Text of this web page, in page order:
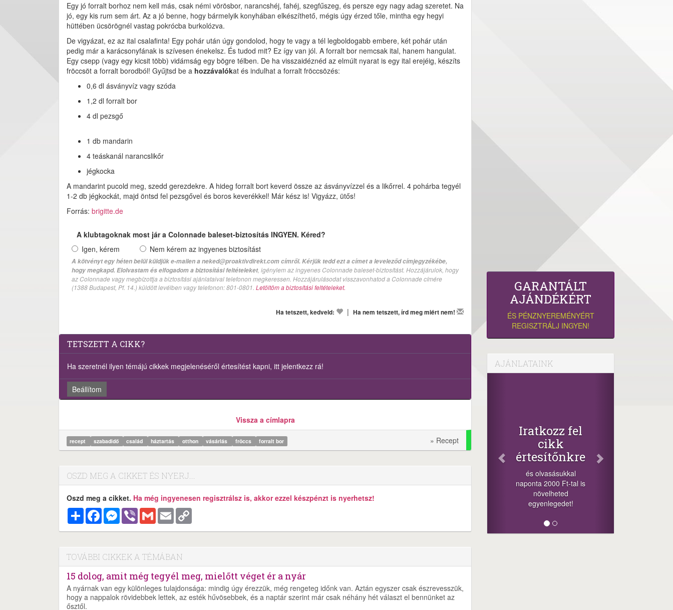
Egy jó forralt borhoz nem kell más, csak némi vörösbor, narancshéj, fahéj, szegfűszeg, és persze egy nagy adag szeretet. Na
jó, egy kis rum sem árt. Az a jó benne, hogy bármelyik konyhában elkészíthető, mégis úgy érzed tőle, mintha egy hegyi
hüttében ücsörögnél vastag pokrócba burkolózva.
De vigyázat, ez az ital csalafinta! Egy pohár után úgy gondolod, hogy te vagy a tél legboldogabb embere, két pohár után
pedig már a karácsonyfának is szívesen énekelsz. És tudod mit? Ez így van jól. A forralt bor nemcsak ital, hanem hangulat.
Egy csepp (vagy egy kicsit több) vidámság egy bögre télben. De ha visszaidéznéd az elmúlt nyarat is egy ital erejéig, készíts
fröccsöt a forralt borodból! Gyűjtsd be a hozzávalókat és indulhat a forralt fröccsözés:
0,6 dl ásványvíz vagy szóda
1,2 dl forralt bor
4 dl pezsgő
1 db mandarin
4 teáskanál narancslikőr
jégkocka
A mandarint pucold meg, szedd gerezdekre. A hideg forralt bort keverd össze az ásványvízzel és a likőrrel. 4 pohárba tegyél
1-2 db jégkockát, majd öntsd fel pezsgővel és boros keverékkel! Már kész is! Vigyázz, ütős!
Forrás: brigitte.de
A klubtagoknak most jár a Colonnade baleset-biztosítás INGYEN. Kéred?
Igen, kérem
Nem kérem az ingyenes biztosítást
A kötvényt egy héten belül küldjük e-mailen a neked@proaktivdirekt.com címről. Kérjük tedd ezt a címet a leveleződ címjegyzékébe,
hogy megkapd. Elolvastam és elfogadom a biztosítási feltételeket, igénylem az ingyenes Colonnade baleset-biztosítást. Hozzájárulok, hogy
az Colonnade vagy megbízottja a biztosítási ajánlataival telefonon megkeressen. Hozzájárulásodat visszavonhatod a Colonnade címére
(1388 Budapest, Pf. 14.) küldött levélben vagy telefonon: 801-0801. Letöltöm a biztosítási feltételeket.
Ha tetszett, kedveld: | Ha nem tetszett, írd meg miért nem!
TETSZETT A CIKK?
Ha szeretnél ilyen témájú cikkek megjelenéséről értesítést kapni, itt jelentkezz rá!
Beállítom
Vissza a címlapra
recept szabadidő család háztartás otthon vásárlás fröccs forralt bor » Recept
OSZD MEG A CIKKET ÉS NYERJ...
Oszd meg a cikket. Ha még ingyenesen regisztrálsz is, akkor ezzel készpénzt is nyerhetsz!
MegosztásFacebookMessenger
Viber Gmail Email
TOVÁBBI CIKKEK A TÉMÁBAN
15 dolog, amit még tegyél meg, mielőtt véget ér a nyár
A nyárnak van egy különleges tulajdonsága: mindig úgy érezzük, még rengeteg időnk van. Aztán egyszer csak észrevesszük,
hogy a nappalok rövidebbek lettek, az esték hűvösebbek, és a naptár szerint már csak néhány hét választ el bennünket az
ősztől.
GARANTÁLT
AJÁNDÉKÉRT
ÉS PÉNZNYEREMÉNYÉRT
REGISZTRÁLJ INGYEN!
AJÁNLATAINK
Iratkozz fel
cikk
értesítőnkre
és olvasásukkal
naponta 2000 Ft-tal is
növelheted
egyenlegedet!